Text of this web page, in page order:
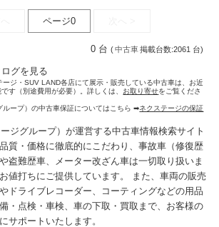
ページ0
0 台 (中古車掲載台数:2061 台)
グを見る
ジ・SUV LAND各店にて展示・販売している中古車は、お近
す（別途費用が必要）。詳しくは、 お取り寄せをご覧くださ
ループ）の中古車保証についてはこちら ➡ネクステージの保証
ジグループ）が運営する中古車情報検索サイト
質・価格に徹底的にこだわり、事故車（修復歴
盗難歴車、メーター改ざん車は一切取り扱いま
値打ちにご提供しています。 また、車両の販売
ドライブレコーダー、コーティングなどの用品
・点検・車検、車の下取・買取まで、お客様の
サポートいたします。